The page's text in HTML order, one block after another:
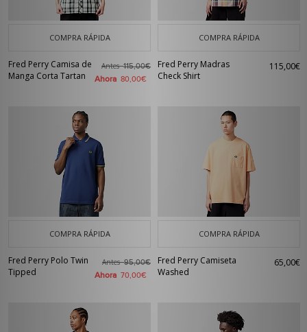
COMPRA RÁPIDA
Fred Perry Camisa de
Manga Corta Tartan
Antes115,00€
Ahora 80,00€
COMPRA RÁPIDA
Fred Perry Madras
Check Shirt
115,00€
COMPRA RÁPIDA
Fred Perry Polo Twin
Tipped
Antes95,00€
Ahora 70,00€
COMPRA RÁPIDA
Fred Perry Camiseta
Washed
65,00€